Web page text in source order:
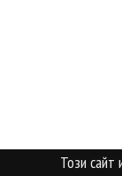
Този сайт